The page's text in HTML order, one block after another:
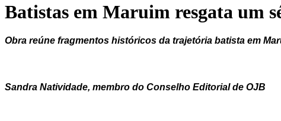
Batistas em Maruim resgata um
Obra reúne fragmentos históricos da trajetória batista em
Sandra Natividade, membro do Conselho Editorial de OJB